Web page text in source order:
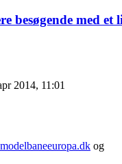
besøgende med et
2014, 11:01
og